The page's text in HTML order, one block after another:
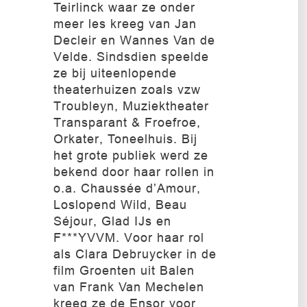
Teirlinck waar ze onder
meer les kreeg van Jan
Decleir en Wannes Van de
Velde. Sindsdien speelde
ze bij uiteenlopende
theaterhuizen zoals vzw
Troubleyn, Muziektheater
Transparant & Froefroe,
Orkater, Toneelhuis. Bij
het grote publiek werd ze
bekend door haar rollen in
o.a. Chaussée d’Amour,
Loslopend Wild, Beau
Séjour, Glad IJs en
F***YVVM. Voor haar rol
als Clara Debruycker in de
film Groenten uit Balen
van Frank Van Mechelen
kreeg ze de Ensor voor